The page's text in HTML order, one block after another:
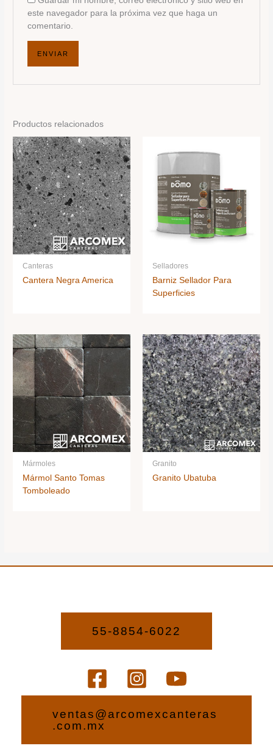
este navegador para la próxima vez que haga un
comentario.
Productos relacionados
Canteras
Cantera Negra America
Selladores
Barniz Sellador Para
Superficies
Mármoles
Mármol Santo Tomas
Tomboleado
Granito
Granito Ubatuba
55-8854-6022
ventas@arcomexcanteras
.com.mx